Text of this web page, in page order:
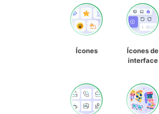
Ícones
Ícones de
interface